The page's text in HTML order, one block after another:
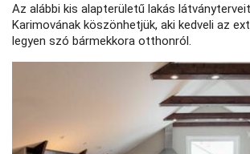
Az alábbi kis alapterületű lakás
Karimovának köszönhetjük, aki kedveli az
legyen szó bármekkora otthonról.